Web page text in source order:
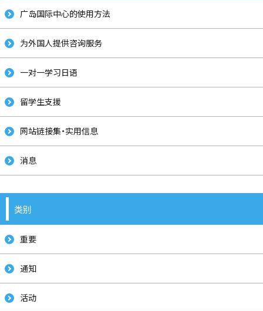
广岛国际中心的使用方法
为外国人提供咨询服务
一对一学习日语
留学生支援
网站链接集・实用信息
消息
类别
重要
通知
活动